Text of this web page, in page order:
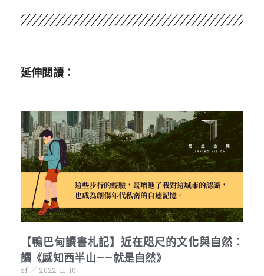
延伸閱讀：
【鴨巴甸讀書札記】近在咫尺的文化與自然：
讀《感知西半山——就是自然》
sf 2022-11-10